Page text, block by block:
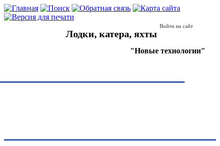
Войти на сайт
Лодки, катера, яхты
"Новые технологии"